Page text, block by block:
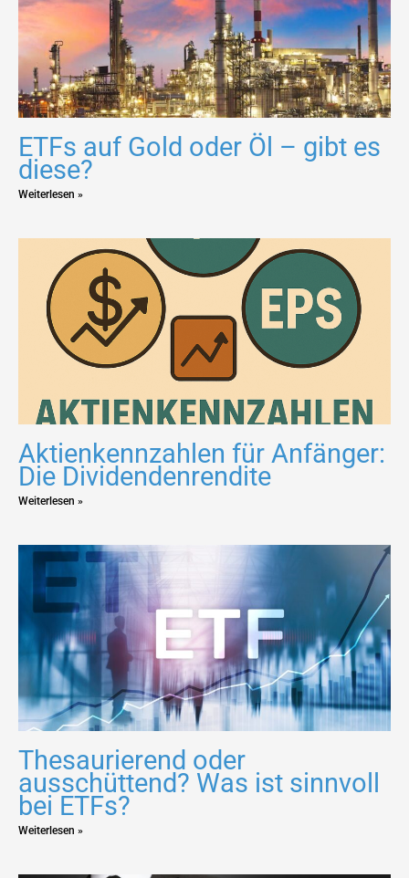
ETFs auf Gold oder Öl – gibt es
diese?
Weiterlesen »
Aktienkennzahlen für Anfänger:
Die Dividendenrendite
Weiterlesen »
Thesaurierend oder
ausschüttend? Was ist sinnvoll
bei ETFs?
Weiterlesen »